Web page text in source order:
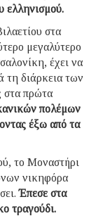
ελληνισμού.
στα
μεγαλύτερο
έχει να
τη διάρκεια των
στα πρώτα
πολέμων
έξω από τα
το Μο­ναστή­ρι
νικηφόρα
Έπεσε στα
τραγούδι.